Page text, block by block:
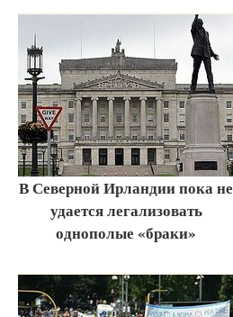
В Северной Ирландии пока не
удается легализовать
однополые «браки»